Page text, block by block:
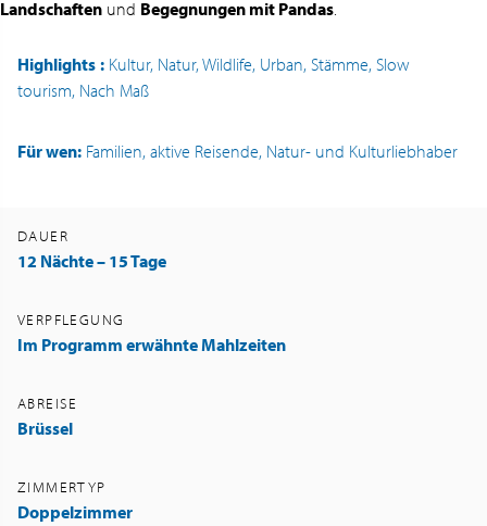
Landschaften und Begegnungen mit Pandas
Highlights : Kultur, Natur, Wildlife, Urban, Stämme, Slow
tourism, Nach Maß
Für wen: Familien, aktive Reisende, Natur- und Kulturliebhaber
DAUER
12 Nächte – 15 Tage
VERPFLEGUNG
Im Programm erwähnte Mahlzeiten
ABREISE
Brüssel
ZIMMERTYP
Doppelzimmer